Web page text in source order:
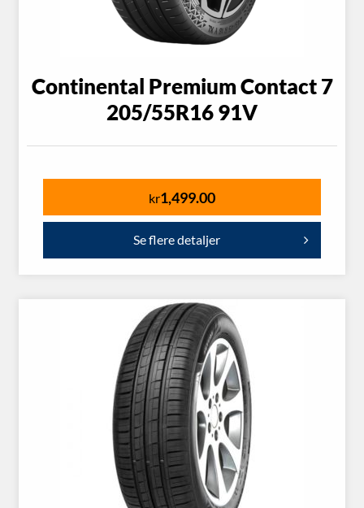
Continental Premium Contact 7
205/55R16 91V
kr1,499.00
Se flere detaljer